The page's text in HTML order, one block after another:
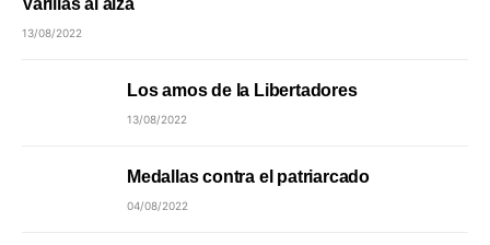
Varillas al alza
13/08/2022
Los amos de la Libertadores
13/08/2022
Medallas contra el patriarcado
04/08/2022